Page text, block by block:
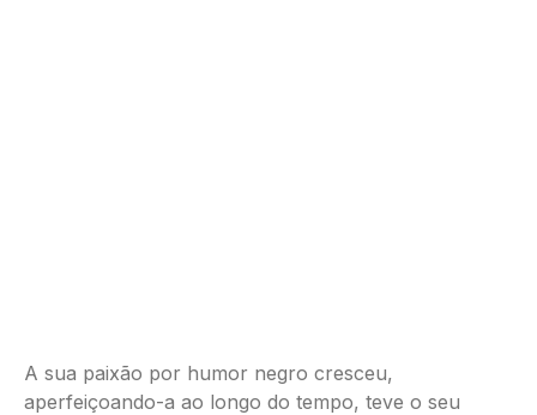
A sua paixão por humor negro cresceu,
aperfeiçoando-a ao longo do tempo, teve o seu